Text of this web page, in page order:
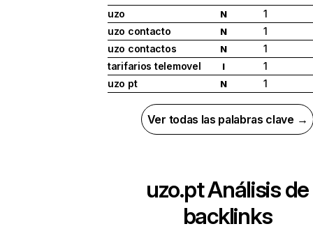
uzo
N
1
uzo contacto
N
1
uzo contactos
N
1
tarifarios telemovel
I
1
uzo pt
N 1
Ver todas las palabras clave →
uzo.ptAnálisis de
backlinks